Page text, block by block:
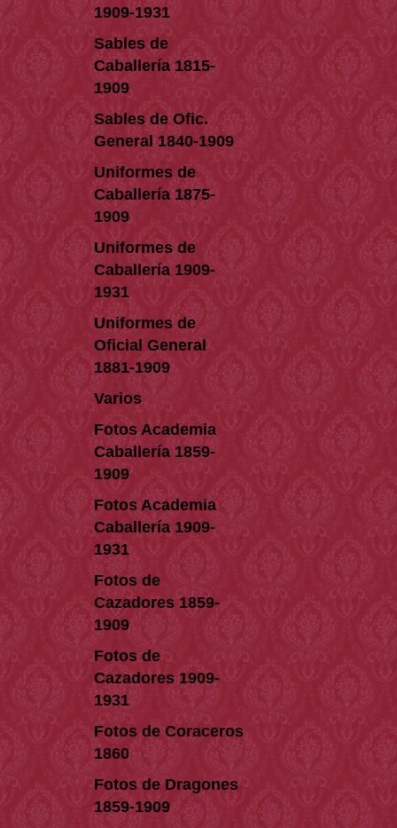
1909-1931
Sables de
Caballería 1815-
1909
Sables de Ofic.
General 1840-1909
Uniformes de
Caballería 1875-
1909
Uniformes de
Caballería 1909-
1931
Uniformes de
Oficial General
1881-1909
Varios
Fotos Academia
Caballería 1859-
1909
Fotos Academia
Caballería 1909-
1931
Fotos de
Cazadores 1859-
1909
Fotos de
Cazadores 1909-
1931
Fotos de Coraceros
1860
Fotos de Dragones
1859-1909